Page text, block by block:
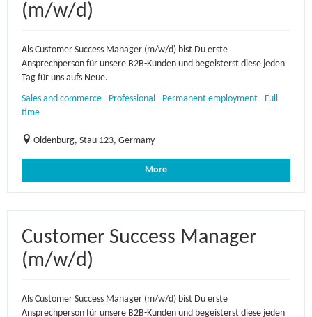
(m/w/d)
Als Customer Success Manager (m/w/d) bist Du erste
Ansprechperson für unsere B2B-Kunden und begeisterst diese jeden
Tag für uns aufs Neue.
Sales and commerce - Professional - Permanent employment - Full
time
Oldenburg, Stau 123, Germany
More
Customer Success Manager
(m/w/d)
Als Customer Success Manager (m/w/d) bist Du erste
Ansprechperson für unsere B2B-Kunden und begeisterst diese jeden